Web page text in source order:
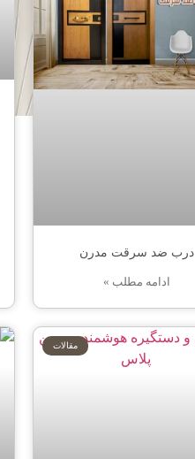
درب ضد سرقت مدرن
ادامه مطلب »
مقالات